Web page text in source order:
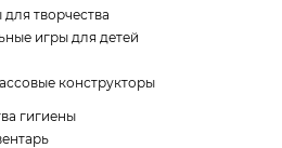
творчества
игры для детей
конструкторы
гигиены